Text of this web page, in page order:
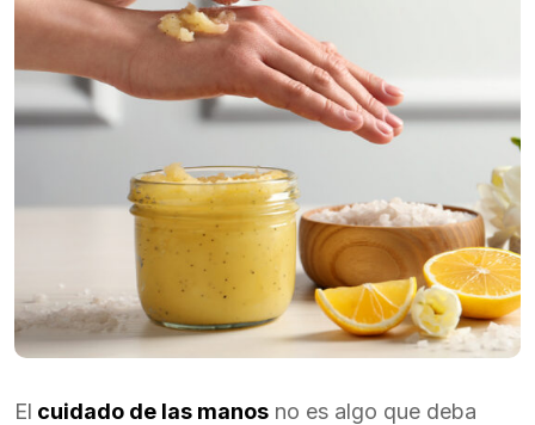
El cuidado de las manos no es algo que deba